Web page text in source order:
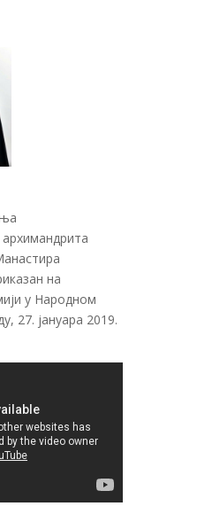
на
у Народном
27. јануара 2019.